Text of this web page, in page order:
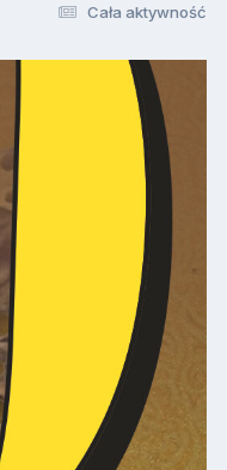
Cała aktywność